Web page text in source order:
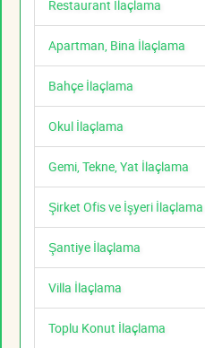
Restaurant İlaçlama
Apartman, Bina İlaçlama
Bahçe İlaçlama
Okul İlaçlama
Gemi, Tekne, Yat İlaçlama
Şirket Ofis ve İşyeri İlaçlama
Şantiye İlaçlama
Villa İlaçlama
Toplu Konut İlaçlama